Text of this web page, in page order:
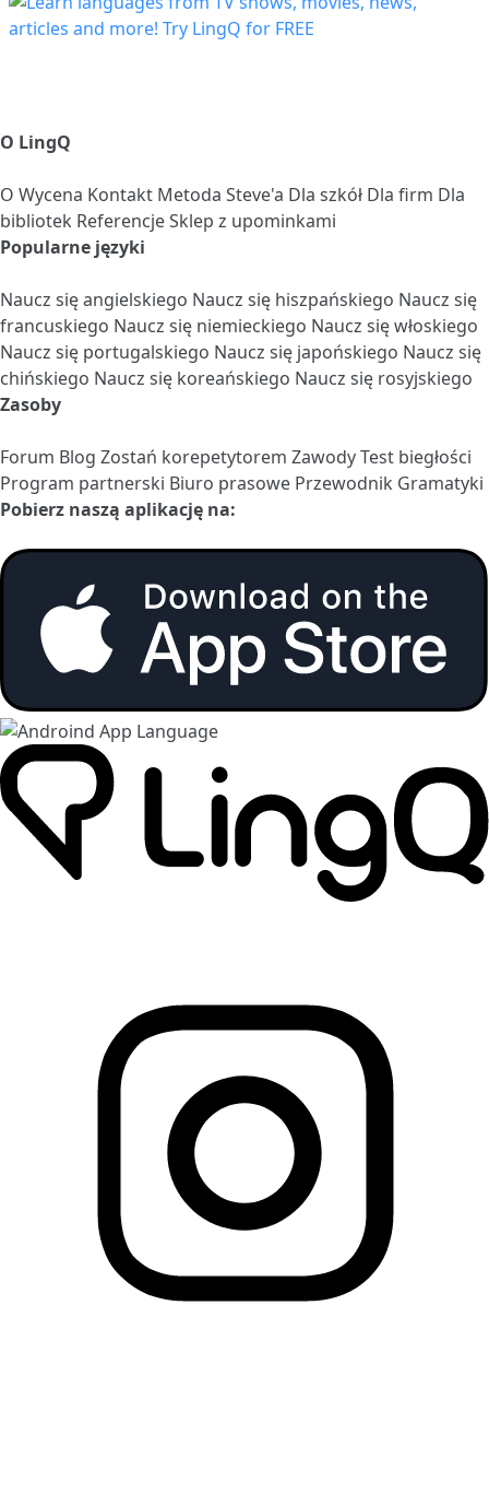
O LingQ
O Wycena Kontakt Metoda Steve'a Dla szkół Dla firm Dla
bibliotek ReferencjeSklep z upominkami
Popularne języki
Naucz się angielskiego Naucz się hiszpańskiego Naucz się
francuskiego Naucz się niemieckiego Naucz się włoskiego
Naucz się portugalskiego Naucz się japońskiego Naucz się
chińskiego Naucz się koreańskiego Naucz się rosyjskiego
Zasoby
Forum Blog Zostań korepetytorem ZawodyTest biegłości
Program partnerski Biuro prasowe Przewodnik Gramatyki
Pobierz naszą aplikację na: